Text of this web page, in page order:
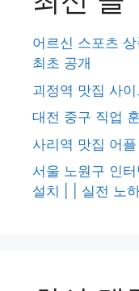
어르신 스포츠
최초 공개
괴정역 맛집 사
대전 중구 직업
사리역 맛집 어
서울 노원구 인
설치 | | 실전 노